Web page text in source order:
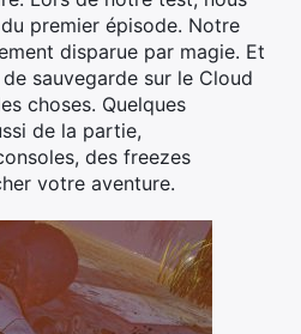
premier épisode. Notre
disparue par magie. Et
sauvegarde sur le Cloud
choses. Quelques
de la partie,
des freezes
votre aventure.